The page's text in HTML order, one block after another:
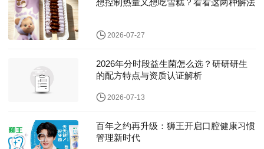
想控制热量又想吃雪糕？看看这两种解法
2026-07-27
2026年分时段益生菌怎么选？研研研生
的配方特点与资质认证解析
2026-07-13
百年之约再升级：狮王开启口腔健康习惯
管理新时代